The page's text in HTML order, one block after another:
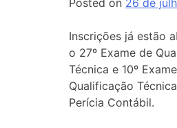
Posted on 26 de
Inscrições já estão
o 27º Exame de
Técnica e 10º
Qualificação
Perícia Contábil.